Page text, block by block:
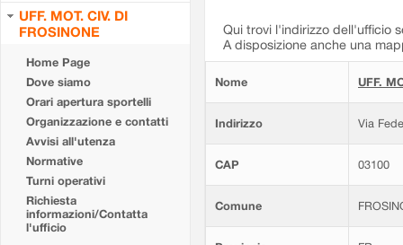
UFF. MOT. CIV. DI
FROSINONE
Home Page
Dove siamo
Orari apertura sportelli
Organizzazione e contatti
Avvisi all'utenza
Normative
Turni operativi
Richiesta
informazioni/Contatta
l'ufficio
Qui trovi l'indirizzo dell'ufficio
A disposizione anche una
Nome UFF.
Indirizzo Via
CAP 03100
Comune